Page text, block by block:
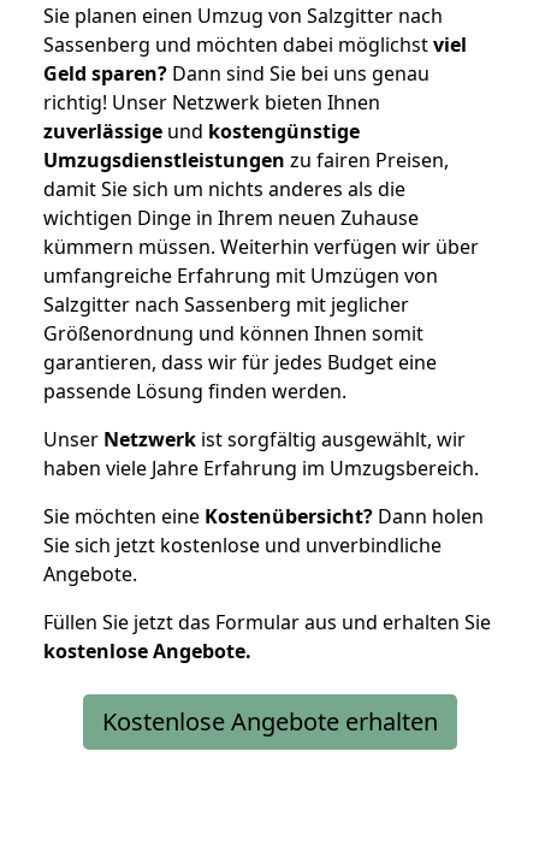
Sie planen einen Umzug von Salzgitter nach
Sassenberg und möchten dabei möglichstviel
Geld sparen? Dann sind Sie bei uns genau
richtig! Unser Netzwerk bieten Ihnen
zuverlässige und kostengünstige
Umzugsdienstleistungen zu fairen Preisen,
damit Sie sich um nichts anderes als die
wichtigen Dinge in Ihrem neuen Zuhause
kümmern müssen. Weiterhin verfügen wir über
umfangreiche Erfahrung mit Umzügen von
Salzgitter nach Sassenberg mit jeglicher
Größenordnung und können Ihnen somit
garantieren, dass wir für jedes Budget eine
passende Lösung finden werden.
Unser Netzwerk ist sorgfältig ausgewählt, wir
haben viele Jahre Erfahrung im Umzugsbereich.
Sie möchten eine Kostenübersicht? Dann holen
Sie sich jetzt kostenlose und unverbindliche
Angebote.
Füllen Sie jetzt das Formular aus und erhalten Sie
kostenloseAngebote.
Kostenlose Angebote erhalten